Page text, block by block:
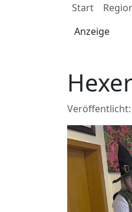
Start
Anzeige
Veröffentlicht: